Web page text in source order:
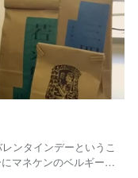
ンタインデーというこ
マネケンのベルギーワ